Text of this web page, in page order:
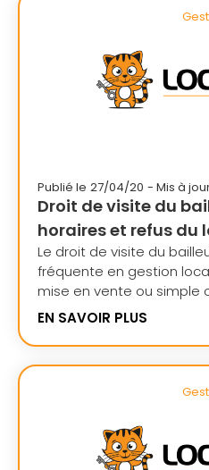
Publié le 27/04/20 - Mis à
Droit de visite du
horaires et refus du
Le droit de visite du
fréquente en gestion
mise en vente ou simple
EN SAVOIR PLUS